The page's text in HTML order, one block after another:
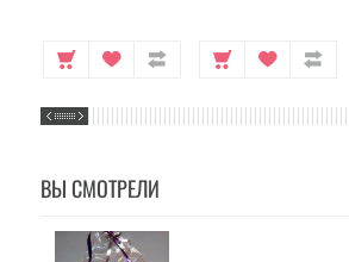
ВЫ СМОТРЕЛИ